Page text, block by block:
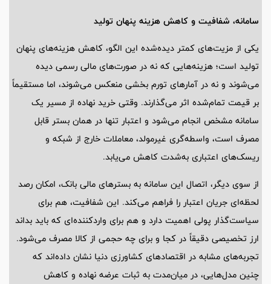
سامانه، شفافیت و کاهش هزینه پنهان تولید
یکی از مزیت‌های کمتر دیده‌شده این الگو، کاهش هزینه‌های پنهان
تولید است؛ هزینه‌هایی که نه در صورت‌های مالی رسمی دیده
می‌شوند و نه در آمارهای تورم بخشی منعکس می‌شوند، اما مستقیماً
بر قیمت تمام‌شده اثر می‌گذارند. وقتی خرید نهاده از مسیر یک
سامانه مشخص انجام می‌شود و اعتبار تنها در همان بستر قابل
مصرف است، واسطه‌گری غیرمولد، معاملات خارج از شبکه و
ریسک‌های اعتباری به‌شدت کاهش می‌یابد.
از سوی دیگر، اتصال این سامانه به بسترهای مالی بانک، امکان رصد
لحظه‌ای جریان اعتبار را فراهم می‌کند. این شفافیت، هم برای
سیاست‌گذار پولی اهمیت دارد و هم برای واردکننده‌ای که باید بداند
ارز تخصیصی دقیقاً در کجا و برای چه حجمی از کالا مصرف می‌شود.
تجربه‌های مشابه در اقتصادهای کشاورزی دنیا نشان داده‌اند که
چنین مدل‌هایی، در میان‌مدت به ثبات عرضه نهاده و کاهش